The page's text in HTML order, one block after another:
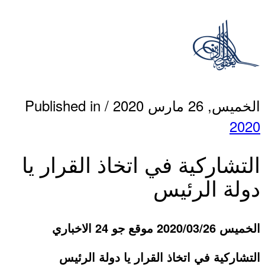
الخميس, 26 مارس 2020 /
Published in
2020
التشاركية في اتخاذ القرار يا
دولة الرئيس
الخميس 2020/03/26 موقع جو 24 الاخباري
التشاركية في اتخاذ القرار يا دولة الرئيس